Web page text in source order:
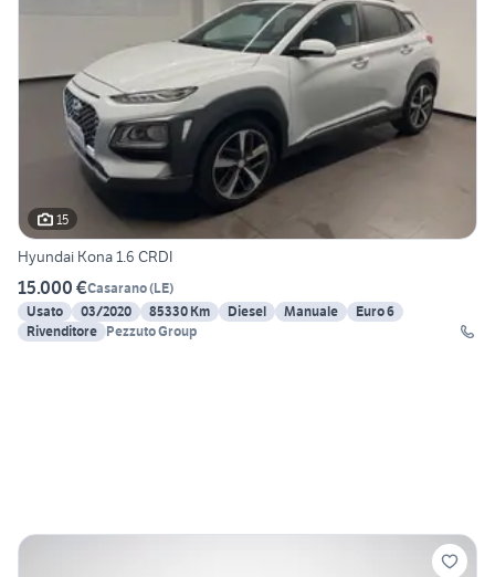
15
Hyundai Kona 1.6 CRDI
15.000 €Casarano(LE)
Usato
03/2020 85330 Km Diesel Manuale
Euro 6
Rivenditore Pezzuto Group